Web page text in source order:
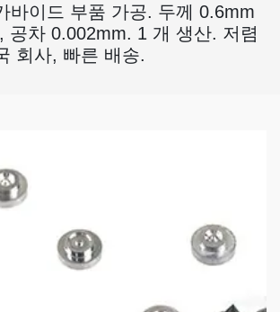
바이드 부품 가공. 두께 0.6mm
공차 0.002mm. 1 개 생산. 저렴
회사, 빠른 배송.